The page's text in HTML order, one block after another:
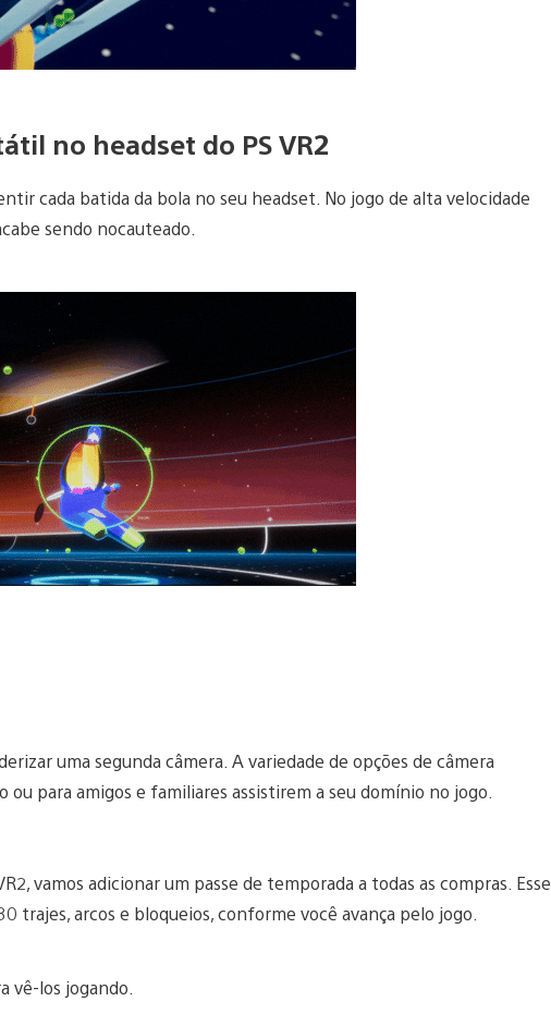
no headset do PS VR2
cada batida da bola no seu headset. No jogo de alta velocidade
sendo nocauteado.
uma segunda câmera. A variedade de opções de câmera
para amigos e familiares assistirem a seu domínio no jogo.
vamos adicionar um passe de temporada a todas as compras. Esse
trajes, arcos e bloqueios, conforme você avança pelo jogo.
vê-los jogando.